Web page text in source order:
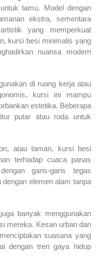
tamu. Model dengan
ekstra, sementara
yang memperkuat
kursi besi minimalis yang
nuansa modern
di ruang kerja atau
kursi ini mampu
estetika. Beberapa
putar atau roda untuk
atau taman, kursi besi
terhadap cuaca panas
garis-garis tegas
elemen alam tanpa
banyak menggunakan
mereka. Kesan urban dan
suasana yang
dengan tren gaya hidup